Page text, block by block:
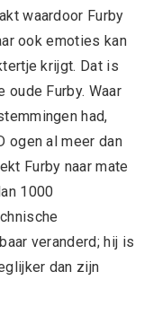
waardoor Furby
ook emoties kan
krijgt. Dat is
Furby. Waar
had,
ogen al meer dan
Furby naar mate
1000
veranderd; hij is
dan zijn